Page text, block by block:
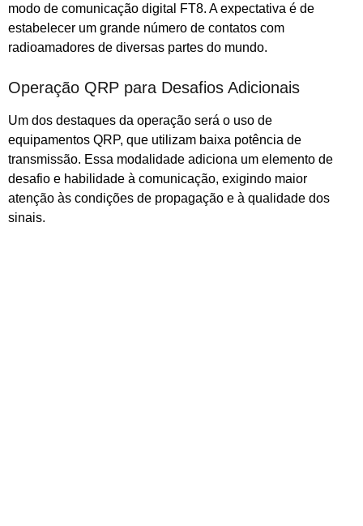
modo de comunicação digital FT8. A expectativa é de
estabelecer um grande número de contatos com
radioamadores de diversas partes do mundo.
Operação QRP para Desafios Adicionais
Um dos destaques da operação será o uso de
equipamentos QRP, que utilizam baixa potência de
transmissão. Essa modalidade adiciona um elemento de
desafio e habilidade à comunicação, exigindo maior
atenção às condições de propagação e à qualidade dos
sinais.